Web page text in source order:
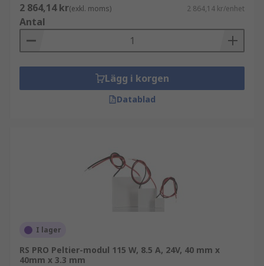
2 864,14 kr(exkl. moms) 2 864,14 kr/enhet
Antal
Lägg i korgen
Datablad
I lager
RS PRO Peltier-modul 115 W, 8.5 A, 24V, 40 mm x
40mm x 3.3 mm